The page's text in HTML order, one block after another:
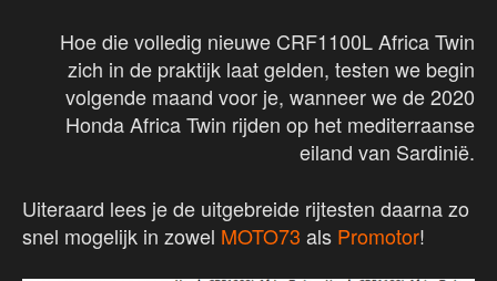
Hoe die volledig nieuwe CRF1100L Africa Twin
zich in de praktijk laat gelden, testen we begin
volgende maand voor je, wanneer we de 2020
Honda Africa Twin rijden op het mediterraanse
eiland van Sardinië.
Uiteraard lees je de uitgebreide rijtesten daarna zo
snel mogelijk in zowel MOTO73 als Promotor!